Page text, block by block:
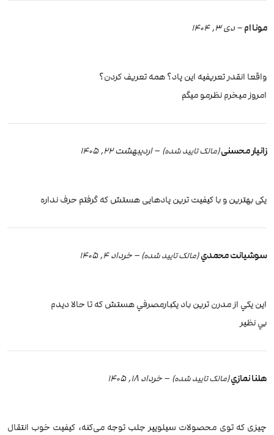
مونا ام–دی 3, 1404
واقعا انقدر تعریفیه این پاد؟ همه تعریف کردن؟
امروز میخرم نظرمو میگم
زانیار محسنی(مالک تایید شده) –اردیبهشت 22, 1405
یکی بهترین و با کیفیت ترین پادهایی هستش که گرفتم حرف نداره
سوشيانت محمدي(مالک تایید شده) –خرداد 4, 1405
اين يكي از مدرن ترين باد يكبارمصرفي هستش كه تا حالا ديدم
بي نظير
هلنا نمازي(مالک تایید شده) –خرداد 18, 1405
چیزی که توی محصولات سیلویپر جلب توجه می‌کنه، کیفیت خوب انتقال